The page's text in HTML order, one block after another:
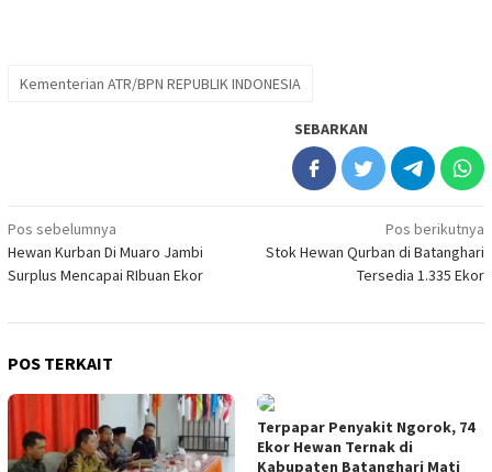
Kementerian ATR/BPN REPUBLIK INDONESIA
SEBARKAN
Navigasi
pos
Pos sebelumnya
Hewan Kurban Di Muaro Jambi
Surplus Mencapai RIbuan Ekor
Pos berikutnya
Stok Hewan Qurban di Batanghari
Tersedia 1.335 Ekor
POS TERKAIT
Terpapar Penyakit Ngorok, 74
Ekor Hewan Ternak di
Kabupaten Batanghari Mati